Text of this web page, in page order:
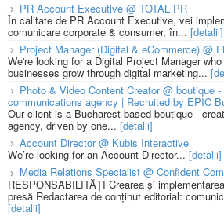
PR Account Executive @ TOTAL PR
În calitate de PR Account Executive, vei
comunicare corporate & consumer, în... [detalii]
Project Manager (Digital & eCommerce) @
We're looking for a Digital Project Manager
businesses grow through digital marketing...
Photo & Video Content Creator @ boutique
communications agency | Recruited by EPIC
Our client is a Bucharest based boutique -
agency, driven by one... [detalii]
Account Director @ Kubis Interactive
We’re looking for an Account Director... [detalii]
Media Relations Specialist @ Confident
RESPONSABILITĂȚI Crearea și
presă Redactarea de conținut editorial:
[detalii]